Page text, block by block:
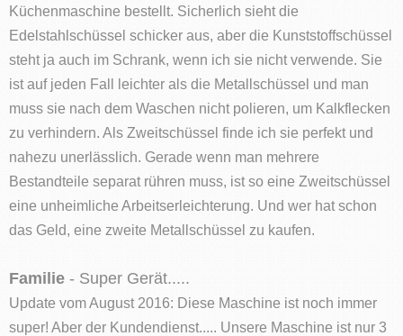
Küchenmaschine bestellt. Sicherlich sieht die
Edelstahlschüssel schicker aus, aber die Kunststoffschüssel
steht ja auch im Schrank, wenn ich sie nicht verwende. Sie
ist auf jeden Fall leichter als die Metallschüssel und man
muss sie nach dem Waschen nicht polieren, um Kalkflecken
zu verhindern. Als Zweitschüssel finde ich sie perfekt und
nahezu unerlässlich. Gerade wenn man mehrere
Bestandteile separat rühren muss, ist so eine Zweitschüssel
eine unheimliche Arbeitserleichterung. Und wer hat schon
das Geld, eine zweite Metallschüssel zu kaufen.
Familie - Super Gerät.....
Update vom August 2016: Diese Maschine ist noch immer
super! Aber der Kundendienst..... Unsere Maschine ist nur 3